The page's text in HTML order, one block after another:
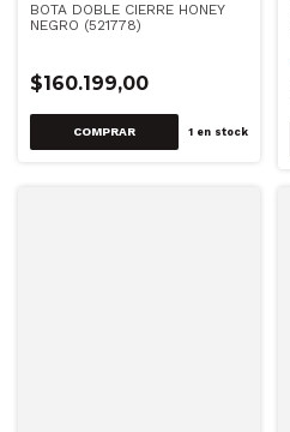
BOTA DOBLE CIERRE HONEY
NEGRO (521778)
$160.199,00
COMPRAR 1en stock